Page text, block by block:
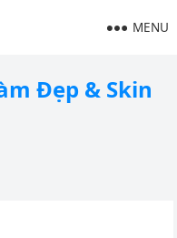
Đẹp & Skin
MENU